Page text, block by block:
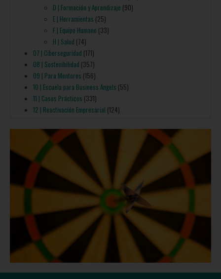
D | Formación y Aprendizaje (90)
E | Herramientas (25)
F | Equipo Humano (33)
H | Salud (74)
07 | Ciberseguridad (171)
08 | Sostenibilidad (357)
09 | Para Mentores (156)
10 | Escuela para Business Angels (55)
11 | Casos Prácticos (331)
12 | Reactivación Empresarial (124)